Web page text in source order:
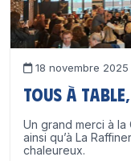
18 novembre
Tous à table,
Un grand merci à la
ainsi qu’à La
chaleureux.